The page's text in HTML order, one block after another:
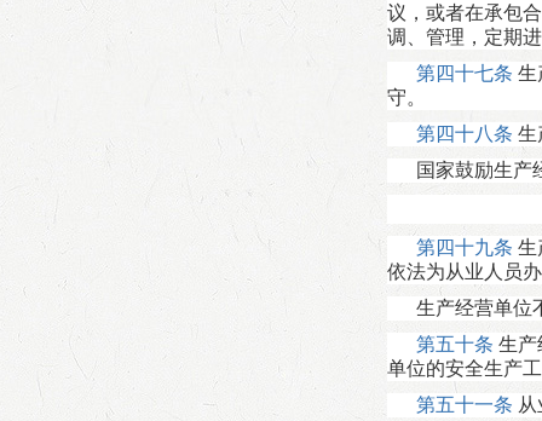
议，或者在承包
调、管理，定期
第四十七条 生
守。
第四十八条 生
国家鼓励生产
第四十九条 生
依法为从业人员
生产经营单位
第五十条 生产
单位的安全生产
第五十一条